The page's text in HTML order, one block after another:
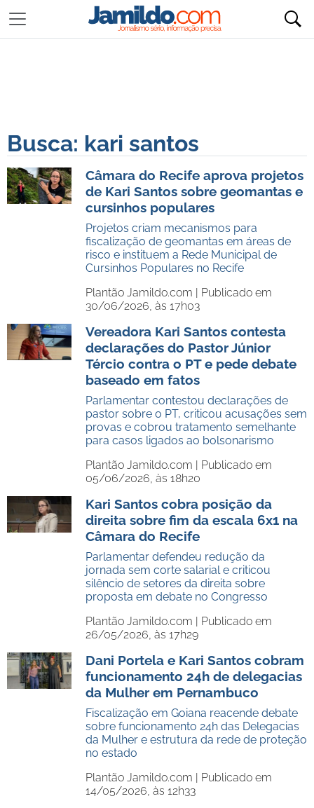
Busca: kari santos
Câmara do Recife aprova projetos
de Kari Santos sobre geomantas e
cursinhos populares
Projetos criam mecanismos para
fiscalização de geomantas em áreas de
risco e instituem a Rede Municipal de
Cursinhos Populares no Recife
Plantão Jamildo.com | Publicado em
30/06/2026, às 17h03
Vereadora Kari Santos contesta
declarações do Pastor Júnior
Tércio contra o PT e pede debate
baseado em fatos
Parlamentar contestou declarações de
pastor sobre o PT, criticou acusações sem
provas e cobrou tratamento semelhante
para casos ligados ao bolsonarismo
Plantão Jamildo.com | Publicado em
05/06/2026, às 18h20
Kari Santos cobra posição da
direita sobre fim da escala 6x1 na
Câmara do Recife
Parlamentar defendeu redução da
jornada sem corte salarial e criticou
silêncio de setores da direita sobre
proposta em debate no Congresso
Plantão Jamildo.com | Publicado em
26/05/2026, às 17h29
Dani Portela e Kari Santos cobram
funcionamento 24h de delegacias
da Mulher em Pernambuco
Fiscalização em Goiana reacende debate
sobre funcionamento 24h das Delegacias
da Mulher e estrutura da rede de proteção
no estado
Plantão Jamildo.com | Publicado em
14/05/2026, às 12h33